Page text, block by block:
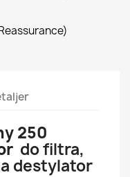
250
do filtra,
destylator